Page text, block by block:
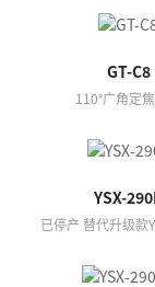
GT-C8
110°广角定
YSX-
已停产 替代升级款